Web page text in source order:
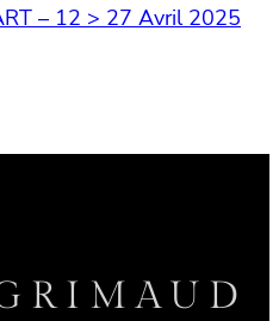
– 12 > 27 Avril 2025